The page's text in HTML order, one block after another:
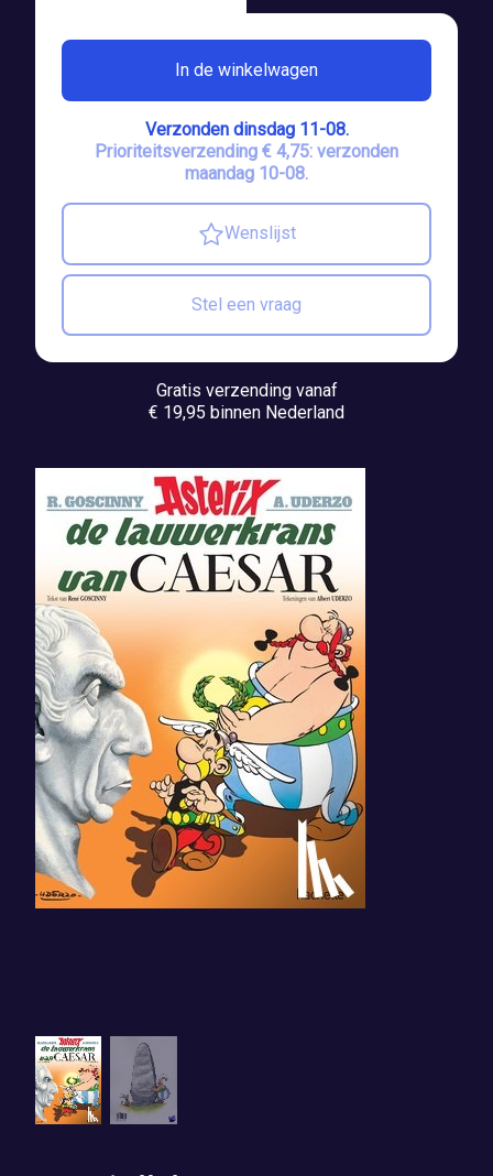
In de winkelwagen
Verzonden dinsdag 11-08.
Prioriteitsverzending € 4,75: verzonden
maandag 10-08.
Wenslijst
Stel een vraag
Gratis verzending vanaf
€ 19,95 binnen Nederland